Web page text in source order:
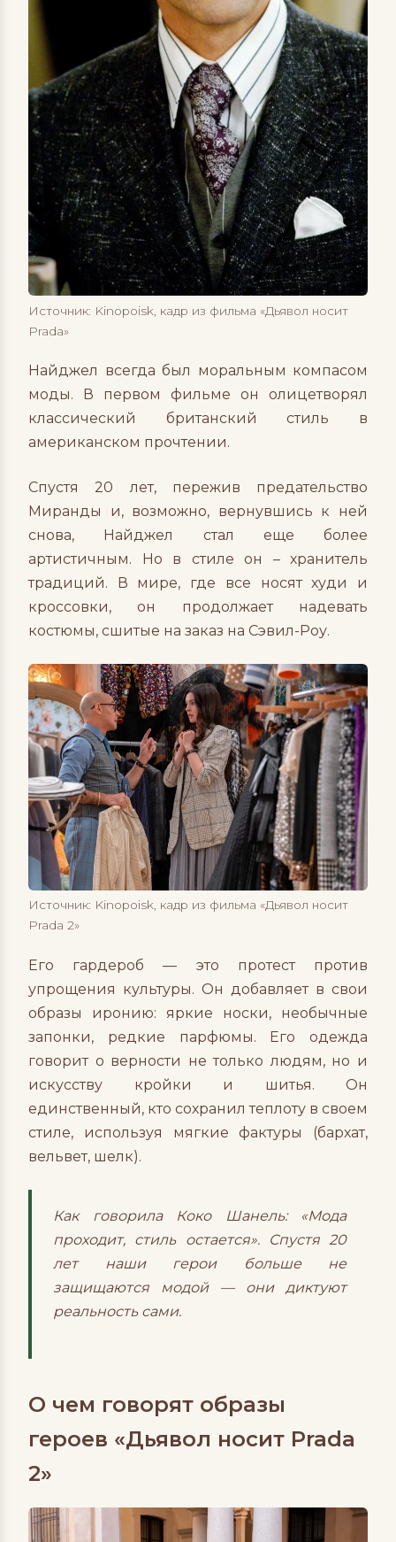
Источник: Kinopoisk, кадр из фильма «Дьявол носит
Prada»
Найджел всегда был моральным компасом
моды. В первом фильме он олицетворял
классический британский стиль в
американском прочтении.
Спустя 20 лет, пережив предательство
Миранды и, возможно, вернувшись к ней
снова, Найджел стал еще более
артистичным. Но в стиле он – хранитель
традиций. В мире, где все носят худи и
кроссовки, он продолжает надевать
костюмы, сшитые на заказ на Сэвил-Роу.
Источник: Kinopoisk, кадр из фильма «Дьявол носит
Prada 2»
Его гардероб — это протест против
упрощения культуры. Он добавляет в свои
образы иронию: яркие носки, необычные
запонки, редкие парфюмы. Его одежда
говорит о верности не только людям, но и
искусству кройки и шитья. Он
единственный, кто сохранил теплоту в своем
стиле, используя мягкие фактуры (бархат,
вельвет, шелк).
Как говорила Коко Шанель: «Мода
проходит, стиль остается». Спустя 20
лет наши герои больше не
защищаются модой — они диктуют
реальность сами.
О чем говорят образы
героев «Дьявол носит Prada
2»